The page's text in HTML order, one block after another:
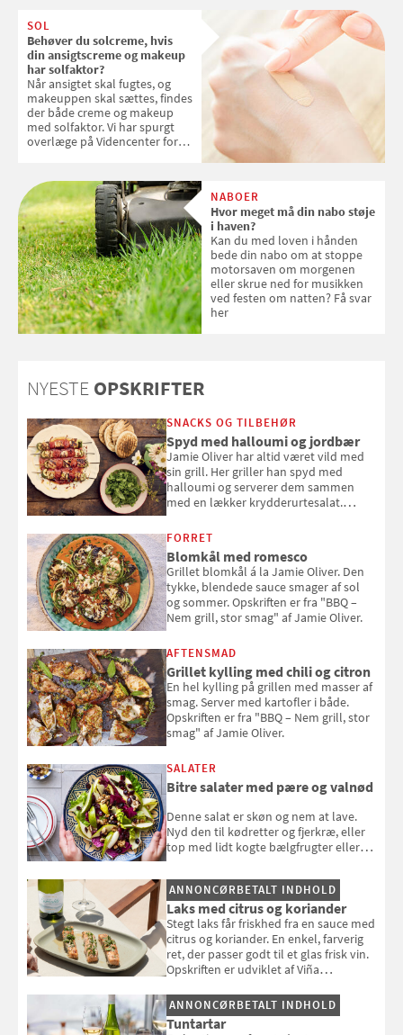
SOL
Behøver du solcreme, hvis
din ansigtscreme og makeup
har solfaktor?
Når ansigtet skal fugtes, og
makeuppen skal sættes, findes
der både creme og makeup
med solfaktor. Vi har spurgt
overlæge på Videncenter for
med SPF kan erstatte
solcreme, når man bevæger
sig ud i solen
NABOER
Hvor meget må din nabo støje
i haven?
Kan du med loven i hånden
bede din nabo om at stoppe
motorsaven om morgenen
eller skrue ned for musikken
ved festen om natten? Få svar
her
NYESTE OPSKRIFTER
SNACKS OG TILBEHØR
Spyd med halloumi og jordbær
Jamie Oliver har altid været vild med
sin grill. Her griller han spyd med
halloumi og serverer dem sammen
med en lækker krydderurtesalat.
smag" af Jamie Oliver.
FORRET
Blomkål med romesco
Grillet blomkål á la Jamie Oliver. Den
tykke, blendede sauce smager af sol
og sommer. Opskriften er fra "BBQ –
Nem grill, stor smag" af Jamie Oliver.
AFTENSMAD
Grillet kylling med chili og citron
En hel kylling på grillen med masser af
smag. Server med kartofler i både.
Opskriften er fra "BBQ – Nem grill, stor
smag" af Jamie Oliver.
SALATER
Bitre salater med pære og valnød
Denne salat er skøn og nem at lave.
Nyd den til kødretter og fjerkræ, eller
top med lidt kogte bælgfrugter eller
selvstændigt måltid. Opskriften er fra
Louisa Lorangs kogebog "Salat".
ANNONCØRBETALT INDHOLD
Laks med citrus og koriander
Stegt laks får friskhed fra en sauce med
citrus og koriander. En enkel, farverig
ret, der passer godt til et glas frisk vin.
Opskriften er udviklet af Viña
ANNONCØRBETALT INDHOLD
Tuntartar